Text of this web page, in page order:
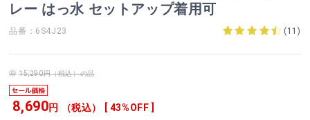
レー はっ水 セットアップ着用可
品番：6S4J23 (11 )
15,290円（税込）の品
8,690円 （税込） [ 43%OFF ]